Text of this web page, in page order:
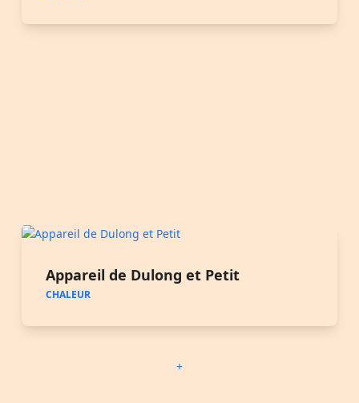
Appareil de Dulong et Petit
CHALEUR
+